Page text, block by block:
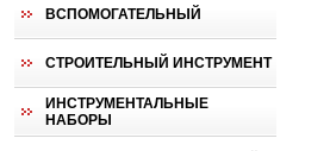
ВСПОМОГАТЕЛЬНЫЙ
СТРОИТЕЛЬНЫЙ ИНСТРУМЕНТ
ИНСТРУМЕНТАЛЬНЫЕ
НАБОРЫ